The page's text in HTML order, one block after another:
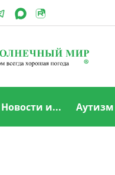
Новости и... Аутизм